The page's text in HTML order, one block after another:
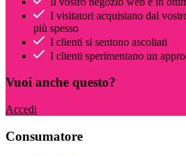
I visitatori acquistano dal
più spesso
I clienti si sentono ascoltati
I clienti sperimentano un
Vuoi anche questo?
Accedi
Consumatore